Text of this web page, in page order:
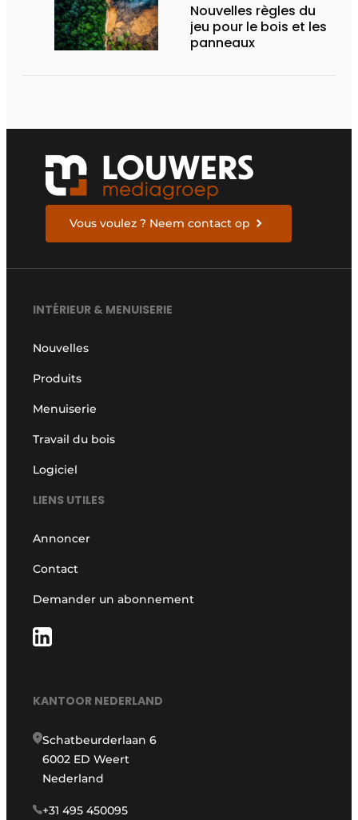
Nouvelles règles du
jeu pour le bois et les
panneaux
Vous voulez ? Neem contact op
INTÉRIEUR & MENUISERIE
Nouvelles
Produits
Menuiserie
Travail du bois
Logiciel
LIENS UTILES
Annoncer
Contact
Demander un abonnement
KANTOOR NEDERLAND
Schatbeurderlaan 6
6002 ED Weert
Nederland
+31 495 450095